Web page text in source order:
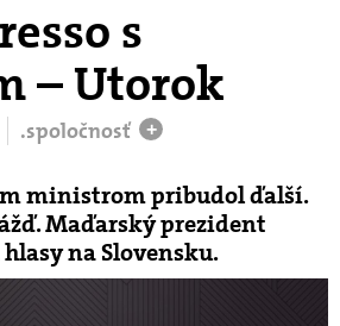
s
– Utorok
.spoločnosť +
ministrom pribudol ďalší.
Maďarský prezident
na Slovensku.